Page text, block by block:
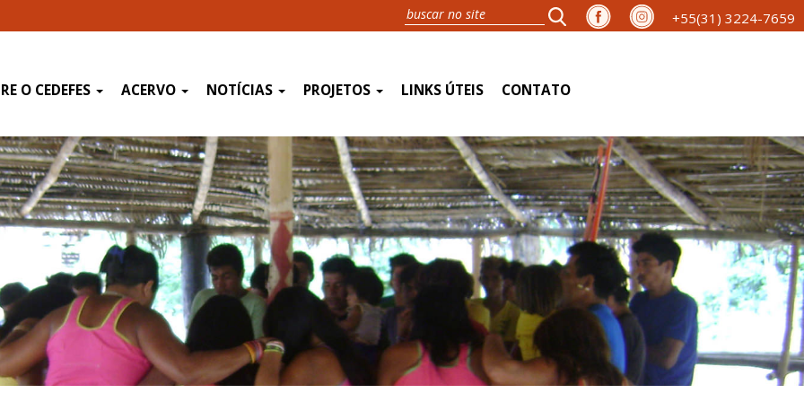
+55(31) 3224-7659
O CEDEFES ACERVO NOTÍCIAS PROJETOS LINKS ÚTEIS CONTATO